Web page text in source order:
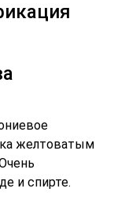
желтоватым
и спирте.